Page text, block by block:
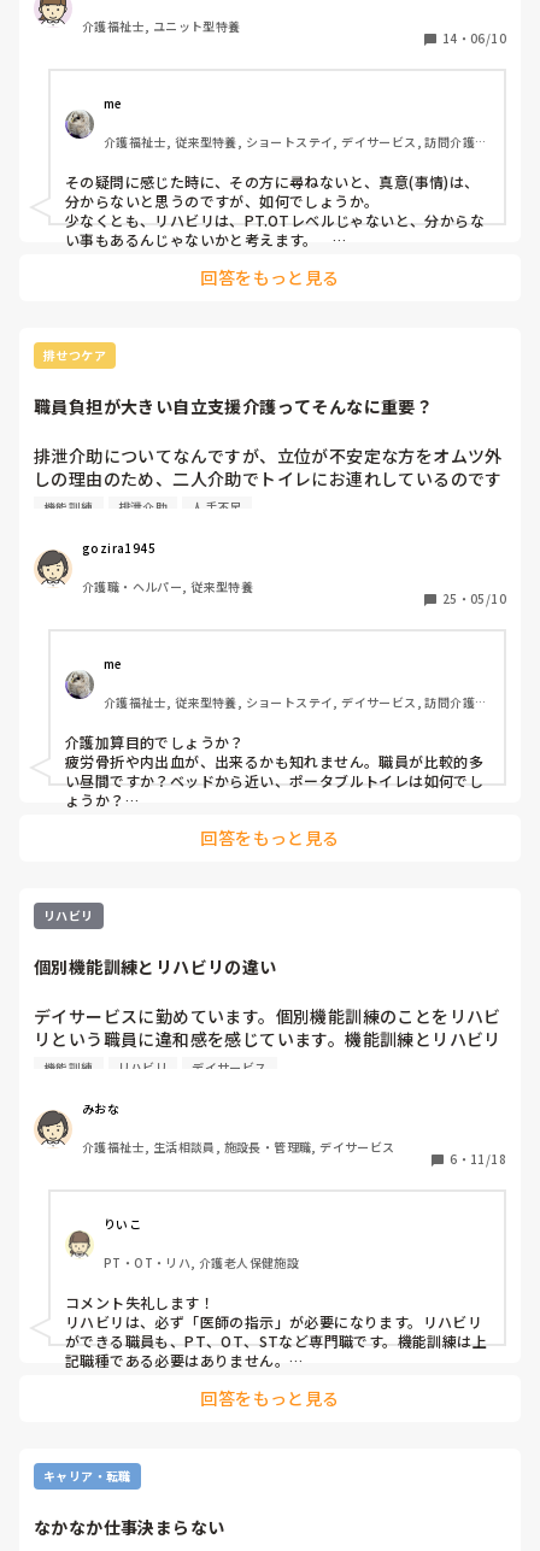
介護福祉士, ユニット型特養
14 ・ 06/10
me
介護福祉士, 従来型特養, ショートステイ, デイサービス, 訪問介護,
その疑問に感じた時に、その方に尋ねないと、真意(事情)は、
分からないと思うのですが、如何でしょうか。
少なくとも、リハビリは、PT.OTレベルじゃないと、分からな
い事もあるんじゃないかと考えます。
回答をもっと見る
排せつケア
職員負担が大きい自立支援介護ってそんなに重要？
排泄介助についてなんですが、立位が不安定な方をオムツ外
しの理由のため、二人介助でトイレにお連れしているのです
が、職員の負担が大きく大変です。
自立支援介護を目指すと言われても、ご利用者が求めたこと
でもないのに完全に介護士のエゴな気がします。
みなさんはお考えなんでしょうか？
機能訓練 排泄介助 人手不足
gozira1945
介護職・ヘルパー, 従来型特養
25 ・ 05/10
me
介護福祉士, 従来型特養, ショートステイ, デイサービス, 訪問介護,
介護加算目的でしょうか？
疲労骨折や内出血が、出来るかも知れません。職員が比較的多
い昼間ですか？ベッドから近い、ポータブルトイレは如何でし
ょうか？
いますが、決まった後の事ですか？
回答をもっと見る
リハビリ
個別機能訓練とリハビリの違い
デイサービスに勤めています。個別機能訓練のことをリハビ
リという職員に違和感を感じています。機能訓練とリハビリ
は一見同じことをしているようでも、目的が違うと思うので
機能訓練 リハビリ デイサービス
みおな
介護福祉士, 生活相談員, 施設長・管理職, デイサービス
6 ・ 11/18
りいこ
PT・OT・リハ, 介護老人保健施設
コメント失礼します！
リハビリは、必ず「医師の指示」が必要になります。リハビリ
ができる職員も、PT、OT、STなど専門職です。機能訓練は上
記職種である必要はありません。
ったりするので似たようなものだと私は思います。
う意味もあるのではないでしょうか☺️
回答をもっと見る
キャリア・転職
なかなか仕事決まらない